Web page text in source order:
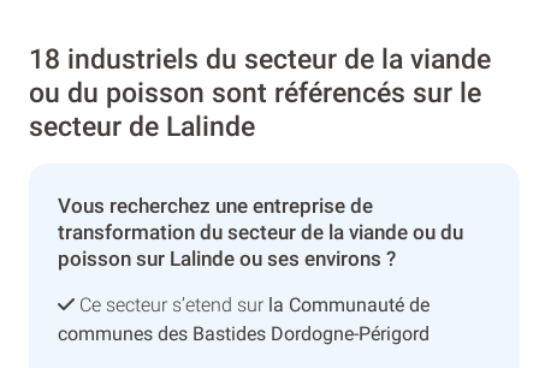
18 industriels du secteur de la viande
ou du poisson sont référencés sur le
secteur de Lalinde
Vous recherchez une entreprise de
transformation du secteur de la viande ou du
poisson sur Lalinde ou ses environs ?
Ce secteur s’etend sur la Communauté de
communes des Bastides Dordogne-Périgord